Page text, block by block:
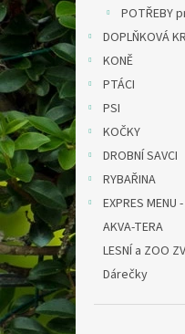
POTŘEBY
DOPLŇKOVÁ
KONĚ
PTÁCI
PSI
KOČKY
DROBNÍ SAVCI
RYBAŘINA
EXPRES
AKVA-TERA
LESNÍ a ZOO
Dárečky